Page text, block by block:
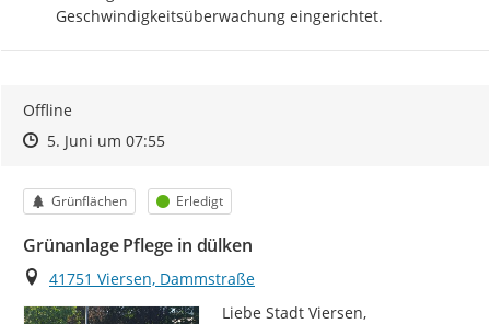
Geschwindigkeitsüberwachung eingerichtet.
Offline
Zeitpunkt des Erstellens
Zeitpunkt des Erstellens
5. Juni um 07:55Zur Äußerung
Kategorie
Grünflächen Status
Erledigt
Grünanlage Pflege in dülken
Ort
41751 Viersen, Dammstraße
Liebe Stadt Viersen,